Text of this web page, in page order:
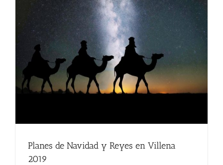
Planes de Navidad y Reyes en Villena
2019